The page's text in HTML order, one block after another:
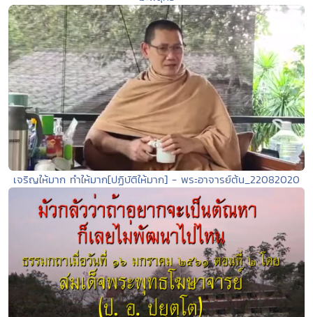
เจริญให้มาก ทำให้มาก[ปฏิบัติให้มาก] - พระอาจารย์ต้น_22082020